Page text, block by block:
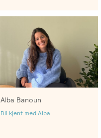
Alba Banoun
Bli kjent med Alba